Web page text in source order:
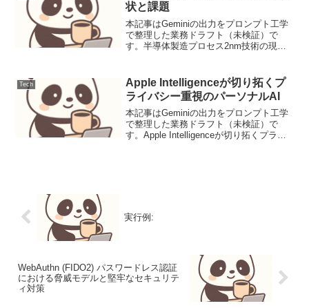
状と課題
本記事はGeminiの出力をプロンプト工学
で整理した業務ドラフト（未検証）で
す。半導体製造プロセス2nm技術の現状
用化に向けて熾烈な開発競争を繰り広げ
ています。主要な...
Tech
Apple Intelligenceが切り拓くプ
ライバシー重視のパーソナルAI
本記事はGeminiの出力をプロンプト工学
で整理した業務ドラフト（未検証）で
す。Apple Intelligenceが切り拓くプライ
実行例:
WebAuthn (FIDO2) パスワードレス認証
における脅威モデルと堅牢なセキュリテ
ィ対策